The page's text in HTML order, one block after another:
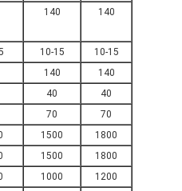
140 140
10-15
10-15
140
140
40
40
70
70
1500
1800
1500
1800
1000
1200